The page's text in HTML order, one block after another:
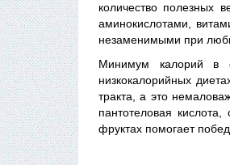
количество полезных
аминокислотами,
незаменимыми при
Минимум калорий в
низкокалорийных
тракта, а это
пантотеловая
фруктах помогает